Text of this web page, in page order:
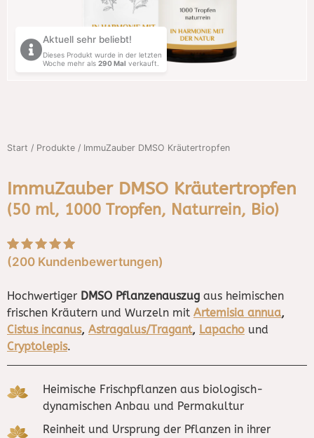
Aktuell sehr beliebt!
Dieses Produkt wurde in der letzten
Woche mehr als 290Mal verkauft.
Start / Produkte / ImmuZauber DMSO Kräutertropfen
ImmuZauber DMSO Kräutertropfen
(50 ml, 1000 Tropfen, Naturrein, Bio)
Bewertet mit
5
Kundenbewertungen
(200 Kundenbewertungen)
Hochwertiger DMSO Pflanzenauszug aus heimischen
frischen Kräutern und Wurzeln mit Artemisia annua,
Cistus incanus, Astragalus/Tragant, Lapacho und
Cryptolepis.
Heimische Frischpflanzen aus biologisch-
dynamischen Anbau und Permakultur
Reinheit und Ursprung der Pflanzen in ihrer